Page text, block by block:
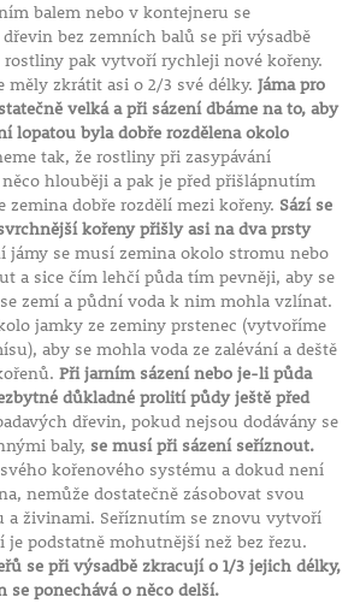
balem nebo v kontejneru se
bez zemních balů se při výsadbě
pak vytvoří rychleji nové kořeny.
měly zkrátit asi o 2/3 své délky. Jáma pro
velká a při sázení dbáme na to, aby
lopatou byla dobře rozdělena okolo
tak, že rostliny při zasypávání
hlouběji a pak je před přišlápnutím
zemina dobře rozdělí mezi kořeny. Sází se
kořeny přišly asi na dva prsty
jámy se musí zemina okolo stromu nebo
a sice čím lehčí půda tím pevněji, aby se
zemí a půdní voda k nim mohla vzlínat.
jamky ze zeminy prstenec (vytvoříme
aby se mohla voda ze zalévání a deště
Při jarním sázení nebo je-li půda
důkladné prolití půdy ještě před
dřevin, pokud nejsou dodávány se
baly, se musí při sázení seříznout.
kořenového systému a dokud není
nemůže dostatečně zásobovat svou
a živinami. Seříznutím se znovu vytvoří
je podstatně mohutnější než bez řezu.
se při výsadbě zkracují o 1/3 jejich délky,
ponechává o něco delší.